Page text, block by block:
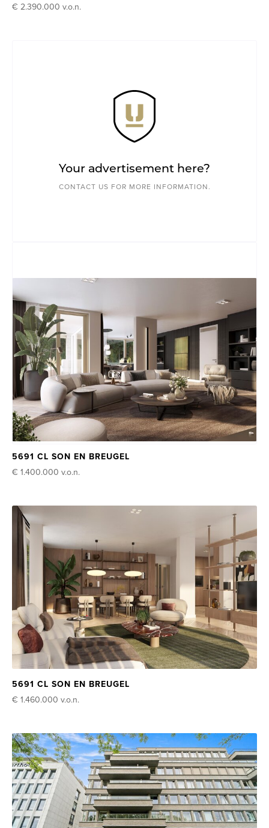
€ 2.390.000 v.o.n.
Your advertisement here?
CONTACT US FOR MORE INFORMATION.
5691 CL SON EN BREUGEL
€ 1.400.000 v.o.n.
5691 CL SON EN BREUGEL
€ 1.460.000 v.o.n.